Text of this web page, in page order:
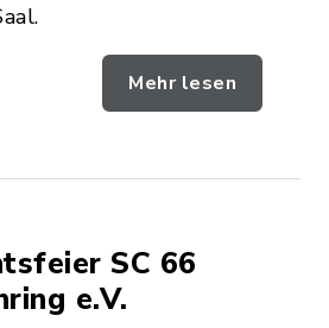
Mehr lesen
SC 66
e.V.